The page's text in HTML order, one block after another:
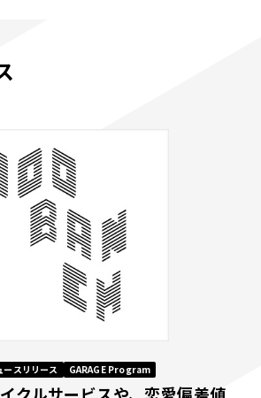
ースリリース GARAGE Program